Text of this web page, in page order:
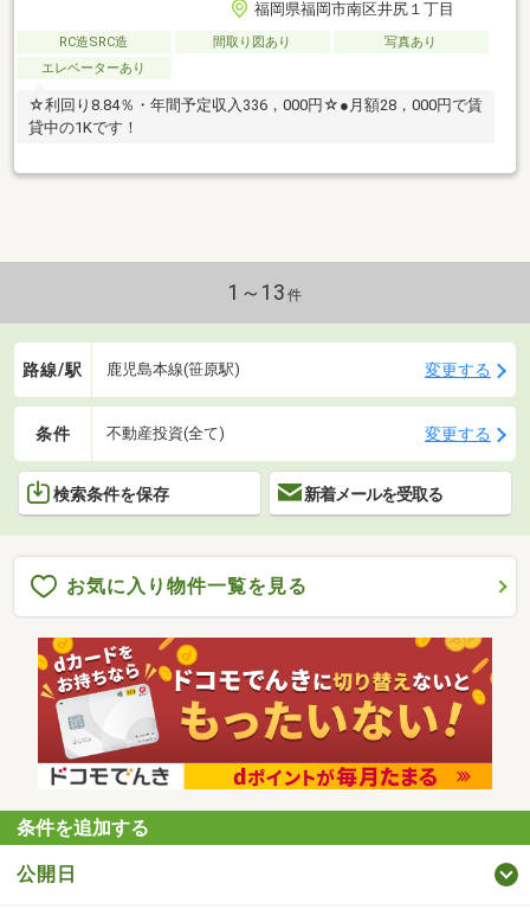
福岡県福岡市南区井尻１丁目
RC造SRC造 間取り図あり
写真あり
エレベーターあり
☆利回り8.84％・年間予定収入336，000円☆●月額28，000円で賃
貸中の1Kです！
1～13 件
路線/駅 鹿児島本線(笹原駅) 変更する
条件 不動産投資(全て) 変更する
検索条件を保存 新着メールを受取る
お気に入り物件一覧を見る
条件を追加する
公開日